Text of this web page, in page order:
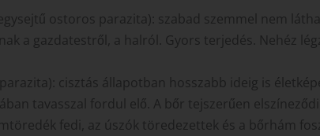
ostoros parazita): szabad szemmel nem
a gazdatestről, a halról. Gyors terjedés. Nehéz
cisztás állapotban hosszabb ideig is
tavasszal fordul elő. A bőr tejszerűen
fedi, az úszók töredezettek és a bőrhám